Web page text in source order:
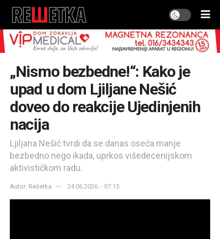
„Nismo bezbedne!“: Kako je
upad u dom Ljiljane Nešić
doveo do reakcije Ujedinjenih
nacija
Ljiljana Nešić tvrdi da se danas oseća manje
bezbedno nego ikada, uprkos višedecenijskom
aktivističkom radu.
Autor: Rešetka 24.06.2026. - 07:15